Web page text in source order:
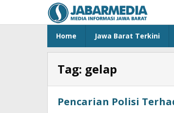
content
Home Jawa Barat Terkini
Tag: gelap
Pencarian Polisi